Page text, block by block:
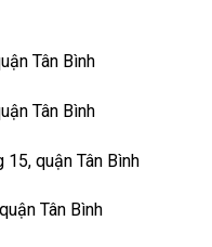
Tân Bình
Tân Bình
quận Tân Bình
Tân Bình